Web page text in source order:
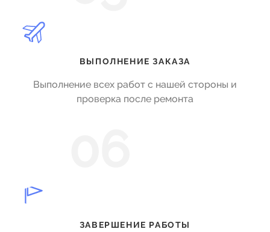
ВЫПОЛНЕНИЕ ЗАКАЗА
Выполнение всех работ с нашей стороны и
проверка после ремонта
ЗАВЕРШЕНИЕ РАБОТЫ